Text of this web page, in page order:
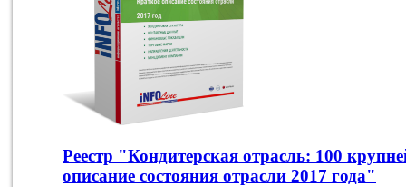
Реестр "Кондитерская отрасль: 100
описание состояния отрасли 2017 года"